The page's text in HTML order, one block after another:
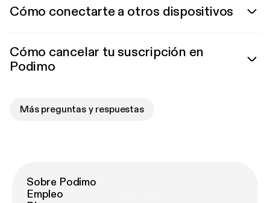
Cómo conectarte a otros dispositivos
Cómo cancelar tu suscripción en
Podimo
Más preguntas y respuestas
Sobre Podimo
Empleo